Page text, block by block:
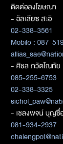
ติดต่อลงโฆษณา
- อัลเลียซ สะอิ
02-338-3561
Mobile : 087-
- ศิชล ภวัตโณทัย
085-255-6753
02-338-3325
- เชลงพจน์ บุญซื่
081-934-2937